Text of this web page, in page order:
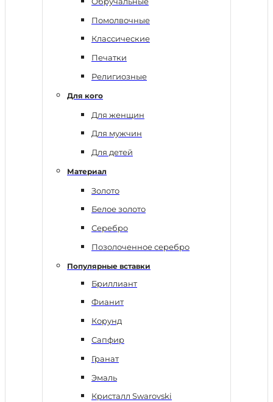
Помолвочные
Классические
Печатки
Религиозные
Для кого
Для женщин
Для мужчин
Для детей
Материал
Золото
Белое золото
Серебро
Позолоченное серебро
Популярные вставки
Бриллиант
Фианит
Корунд
Сапфир
Гранат
Эмаль
Кристалл Swarovski